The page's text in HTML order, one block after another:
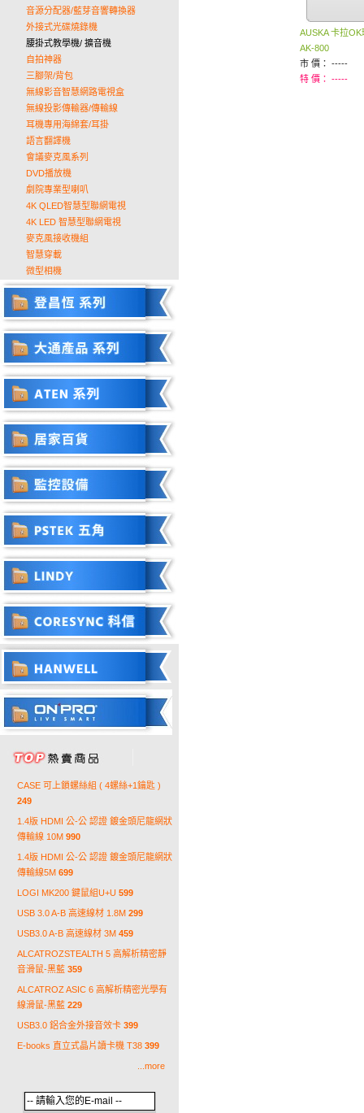
音源分配器/藍芽音響轉換器
外接式光碟燒錄機
腰掛式教學機/ 擴音機
自拍神器
三腳架/背包
無線影音智慧網路電視盒
無線投影傳輸器/傳輸線
耳機專用海綿套/耳掛
語言翻譯機
會議麥克風系列
DVD播放機
劇院專業型喇叭
4K QLED智慧型聯網電視
4K LED 智慧型聯網電視
麥克風接收機組
智慧穿載
微型相機
CASE 可上鎖螺絲組 ( 4螺絲+1鑰匙 )
249
1.4版 HDMI 公-公 認證 鍍金頭尼龍網狀
傳輸線 10M 990
1.4版 HDMI 公-公 認證 鍍金頭尼龍網狀
傳輸線5M 699
LOGI MK200 鍵鼠組U+U 599
USB 3.0 A-B 高速線材 1.8M 299
USB3.0 A-B 高速線材 3M 459
ALCATROZSTEALTH 5 高解析精密靜
音滑鼠-黑藍 359
ALCATROZ ASIC 6 高解析精密光學有
線滑鼠-黑藍 229
USB3.0 鋁合金外接音效卡 399
E-books 直立式晶片讀卡機 T38 399
...more
AUSKA 卡拉
AK-800
市 價： -----
特 價： -----